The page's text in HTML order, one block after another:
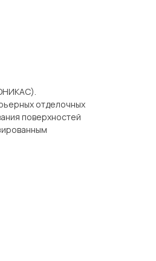
отделочных
поверхностей